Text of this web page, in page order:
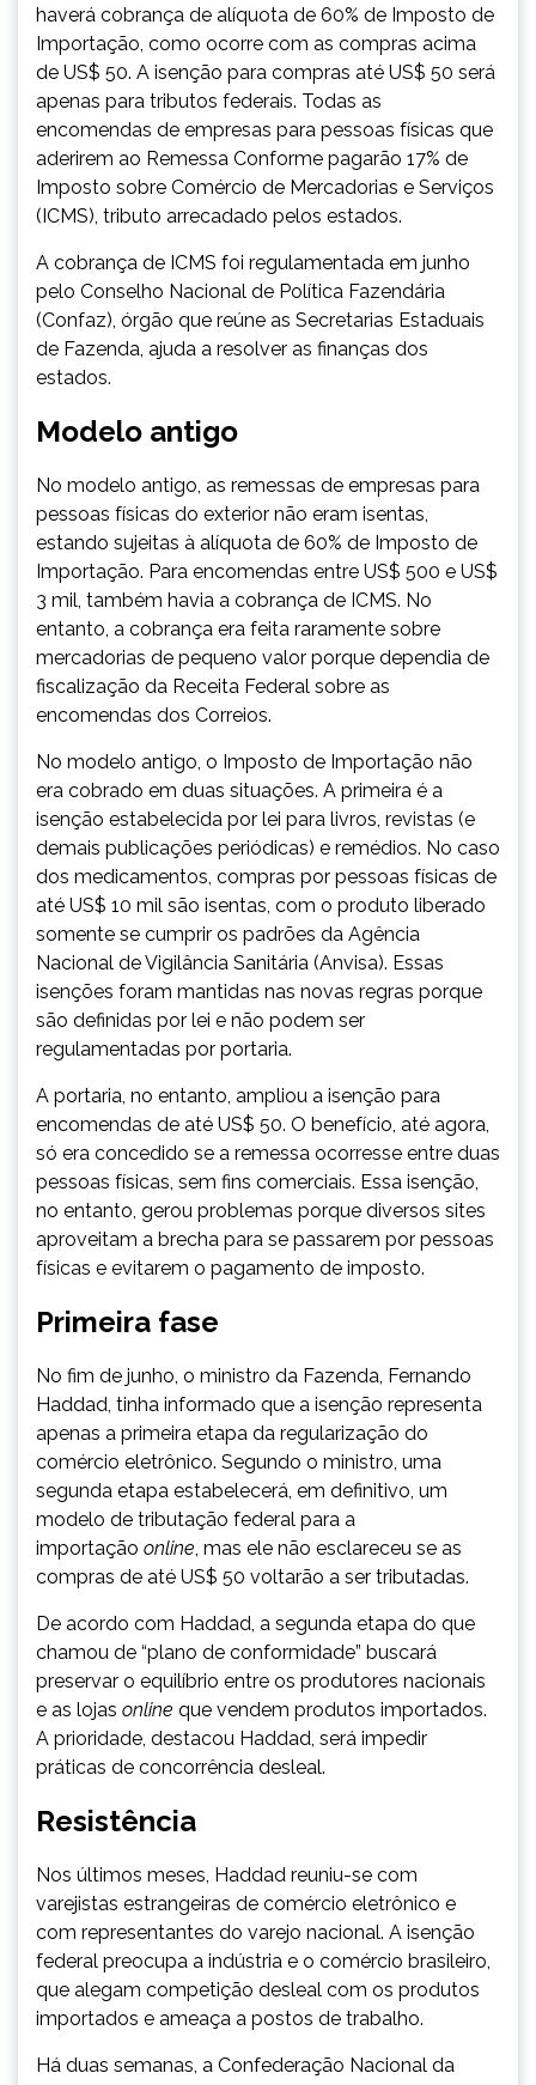
haverá cobrança de alíquota de 60% de Imposto de
Importação, como ocorre com as compras acima
de US$ 50. A isenção para compras até US$ 50 será
apenas para tributos federais. Todas as
encomendas de empresas para pessoas físicas que
aderirem ao Remessa Conforme pagarão 17% de
Imposto sobre Comércio de Mercadorias e Serviços
(ICMS), tributo arrecadado pelos estados.
A cobrança de ICMS foi regulamentada em junho
pelo Conselho Nacional de Política Fazendária
(Confaz), órgão que reúne as Secretarias Estaduais
de Fazenda, ajuda a resolver as finanças dos
estados.
Modelo antigo
No modelo antigo, as remessas de empresas para
pessoas físicas do exterior não eram isentas,
estando sujeitas à alíquota de 60% de Imposto de
Importação. Para encomendas entre US$ 500 e US$
3 mil, também havia a cobrança de ICMS. No
entanto, a cobrança era feita raramente sobre
mercadorias de pequeno valor porque dependia de
fiscalização da Receita Federal sobre as
encomendas dos Correios.
No modelo antigo, o Imposto de Importação não
era cobrado em duas situações. A primeira é a
isenção estabelecida por lei para livros, revistas (e
demais publicações periódicas) e remédios. No caso
dos medicamentos, compras por pessoas físicas de
até US$ 10 mil são isentas, com o produto liberado
somente se cumprir os padrões da Agência
Nacional de Vigilância Sanitária (Anvisa). Essas
isenções foram mantidas nas novas regras porque
são definidas por lei e não podem ser
regulamentadas por portaria.
A portaria, no entanto, ampliou a isenção para
encomendas de até US$ 50. O benefício, até agora,
só era concedido se a remessa ocorresse entre duas
pessoas físicas, sem fins comerciais. Essa isenção,
no entanto, gerou problemas porque diversos sites
aproveitam a brecha para se passarem por pessoas
físicas e evitarem o pagamento de imposto.
Primeira fase
No fim de junho, o ministro da Fazenda, Fernando
Haddad, tinha informado que a isenção representa
apenas a primeira etapa da regularização do
comércio eletrônico. Segundo o ministro, uma
segunda etapa estabelecerá, em definitivo, um
modelo de tributação federal para a
importação online, mas ele não esclareceu se as
compras de até US$ 50 voltarão a ser tributadas.
De acordo com Haddad, a segunda etapa do que
chamou de “plano de conformidade” buscará
preservar o equilíbrio entre os produtores nacionais
e as lojas online que vendem produtos importados.
A prioridade, destacou Haddad, será impedir
práticas de concorrência desleal.
Resistência
Nos últimos meses, Haddad reuniu-se com
varejistas estrangeiras de comércio eletrônico e
com representantes do varejo nacional. A isenção
federal preocupa a indústria e o comércio brasileiro,
que alegam competição desleal com os produtos
importados e ameaça a postos de trabalho.
Há duas semanas, a Confederação Nacional da